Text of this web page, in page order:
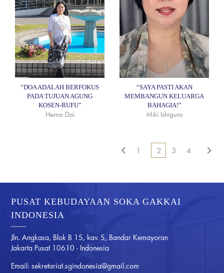
“DOA ADALAH BERFOKUS
PADA TUJUAN AGUNG
KOSEN-RUFU”
Herna Doi
“SAYA PASTI AKAN
MEMBANGUN KELUARGA
BAHAGIA!”
Miki Ishiguro
1 2 3 4
PUSAT KEBUDAYAAN SOKA GAKKAI
INDONESIA
Jln. Angkasa, Blok B 15, kav. 5, Bandar Kemayoran
Jakarta Pusat 10610 - Indonesia
Email: sekretariat.sgindonesia@gmail.com